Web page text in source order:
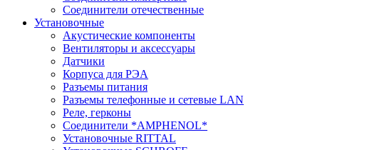
Соединители отечественные
Установочные
Акустические компоненты
Вентиляторы и аксессуары
Датчики
Корпуса для РЭА
Разъемы питания
Разъемы телефонные и сетевые LAN
Реле, герконы
Соединители *AMPHENOL*
Установочные RITTAL